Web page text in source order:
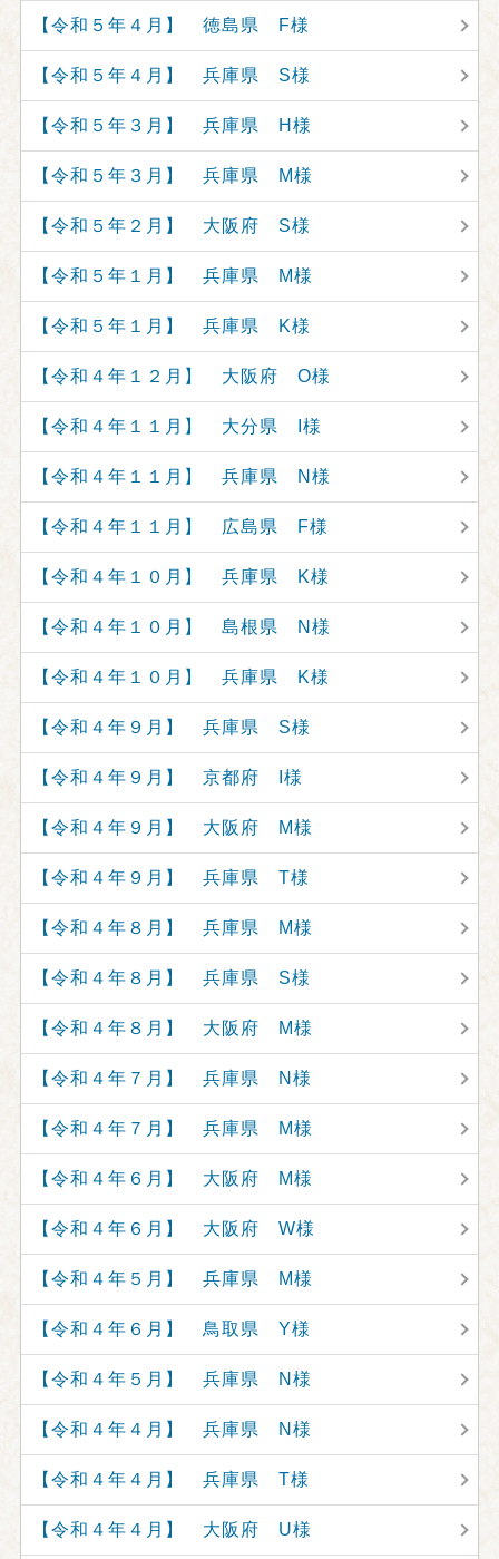
【令和５年４月】 徳島県 F様
【令和５年４月】 兵庫県 S様
【令和５年３月】 兵庫県 H様
【令和５年３月】 兵庫県 M様
【令和５年２月】 大阪府 S様
【令和５年１月】 兵庫県 M様
【令和５年１月】 兵庫県 K様
【令和４年１２月】 大阪府 O様
【令和４年１１月】 大分県 I様
【令和４年１１月】 兵庫県 N様
【令和４年１１月】 広島県 F様
【令和４年１０月】 兵庫県 K様
【令和４年１０月】 島根県 N様
【令和４年１０月】 兵庫県 K様
【令和４年９月】 兵庫県 S様
【令和４年９月】 京都府 I様
【令和４年９月】 大阪府 M様
【令和４年９月】 兵庫県 T様
【令和４年８月】 兵庫県 M様
【令和４年８月】 兵庫県 S様
【令和４年８月】 大阪府 M様
【令和４年７月】 兵庫県 N様
【令和４年７月】 兵庫県 M様
【令和４年６月】 大阪府 M様
【令和４年６月】 大阪府 W様
【令和４年５月】 兵庫県 M様
【令和４年６月】 鳥取県 Y様
【令和４年５月】 兵庫県 N様
【令和４年４月】 兵庫県 N様
【令和４年４月】 兵庫県 T様
【令和４年４月】 大阪府 U様